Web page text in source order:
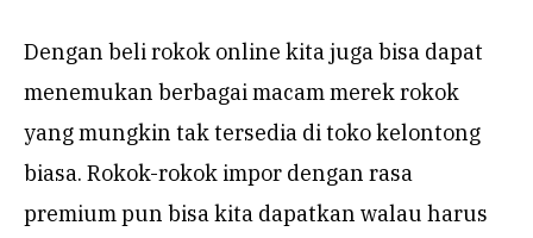
Dengan beli rokok online kita juga bisa dapat
menemukan berbagai macam merek rokok
yang mungkin tak tersedia di toko kelontong
biasa. Rokok-rokok impor dengan rasa
premium pun bisa kita dapatkan walau harus